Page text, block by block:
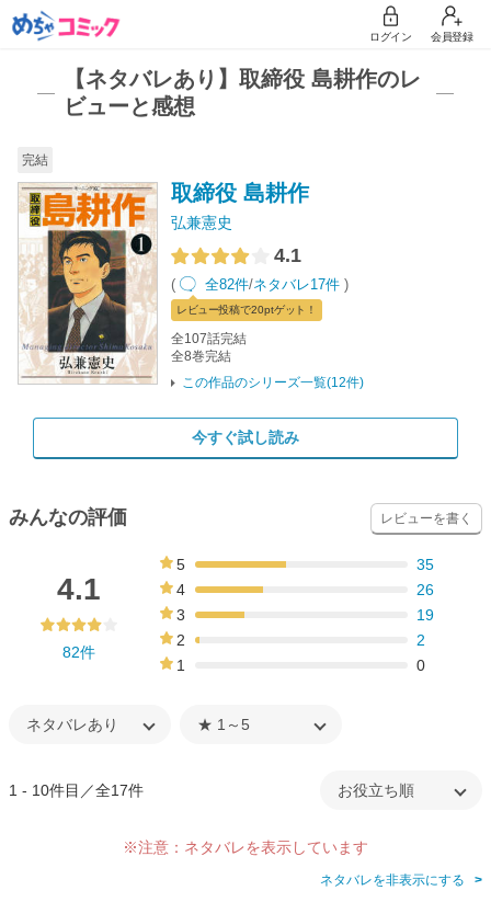
ログイン 会員登録
【ネタバレあり】取締役 島耕作のレ
ビューと感想
完結
取締役 島耕作
弘兼憲史
4.1
( 全82件/ネタバレ17件 )
レビュー投稿で20ptゲット！
全107話完結
全8巻完結
この作品のシリーズ一覧(12件)
今すぐ試し読み
みんなの評価 レビューを書く
4.1
82件
5
35
4
26
3
19
2
2
1
0
1 - 10件目／全17件
※注意：ネタバレを表示しています
ネタバレを非表示にする